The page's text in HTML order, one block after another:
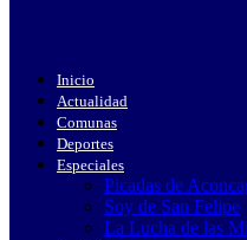
Inicio
Actualidad
Comunas
Deportes
Especiales
Picadas de
Soy de San Felipe
La Lucha de las